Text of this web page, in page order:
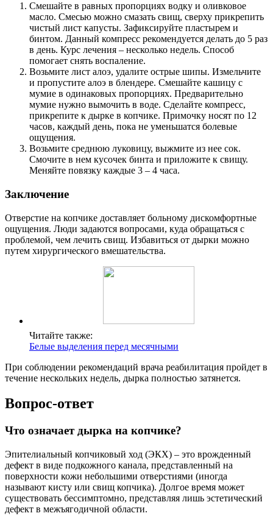
Смешайте в равных пропорциях водку и оливковое
масло. Смесью можно смазать свищ, сверху прикрепить
чистый лист капусты. Зафиксируйте пластырем и
бинтом. Данный компресс рекомендуется делать до 5 раз
в день. Курс лечения – несколько недель. Способ
помогает снять воспаление.
Возьмите лист алоэ, удалите острые шипы. Измельчите
и пропустите алоэ в блендере. Смешайте кашицу с
мумие в одинаковых пропорциях. Предварительно
мумие нужно вымочить в воде. Сделайте компресс,
прикрепите к дырке в копчике. Примочку носят по 12
часов, каждый день, пока не уменьшатся болевые
ощущения.
Возьмите среднюю луковицу, выжмите из нее сок.
Смочите в нем кусочек бинта и приложите к свищу.
Меняйте повязку каждые 3 – 4 часа.
Заключение
Отверстие на копчике доставляет больному дискомфортные
ощущения. Люди задаются вопросами, куда обращаться с
проблемой, чем лечить свищ. Избавиться от дырки можно
путем хирургического вмешательства.
Читайте также:
Белые выделения перед месячными
При соблюдении рекомендаций врача реабилитация пройдет в
течение нескольких недель, дырка полностью затянется.
Вопрос-ответ
Что означает дырка на копчике?
Эпителиальный копчиковый ход (ЭКХ) – это врожденный
дефект в виде подкожного канала, представленный на
поверхности кожи небольшими отверстиями (иногда
называют кисту или свищ копчика). Долгое время может
существовать бессимптомно, представляя лишь эстетический
дефект в межъягодичной области.